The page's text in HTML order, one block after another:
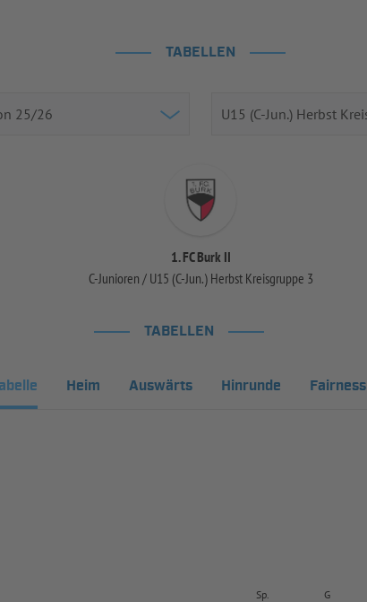
TABELLEN
1. FC Burk II
C-Junioren / U15 (C-Jun.) Herbst Kreisgruppe 3
TABELLEN
Heim Auswärts Hinrunde Fairness
Sp. G